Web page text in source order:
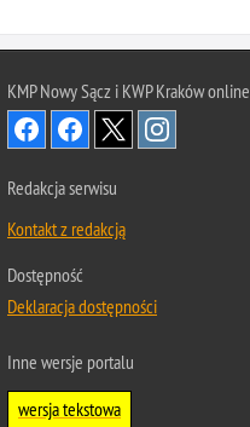
KMP Nowy Sącz i KWP Kraków online
Redakcja serwisu
Kontakt z redakcją
Dostępność
Deklaracja dostępności
Inne wersje portalu
wersja tekstowa